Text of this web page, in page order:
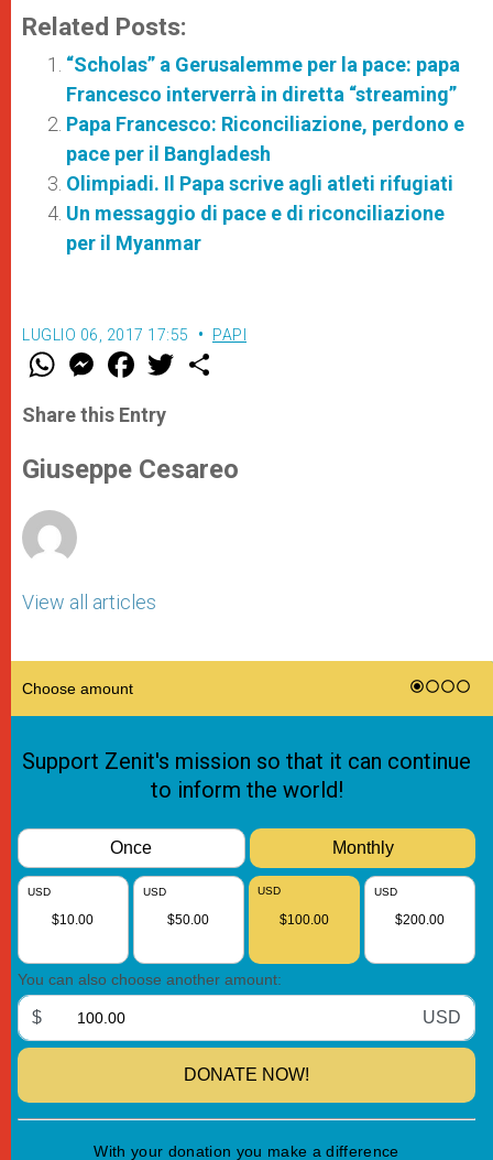
Related Posts:
“Scholas” a Gerusalemme per la pace: papa
Francesco interverrà in diretta “streaming”
Papa Francesco: Riconciliazione, perdono e
pace per il Bangladesh
Olimpiadi. Il Papa scrive agli atleti rifugiati
Un messaggio di pace e di riconciliazione
per il Myanmar
LUGLIO 06, 2017 17:55 PAPI
W
t
s
p
p
M
e
s
e
g
e
F
a
e
b
o
k
w
r
Share this Entry
Giuseppe Cesareo
View all articles